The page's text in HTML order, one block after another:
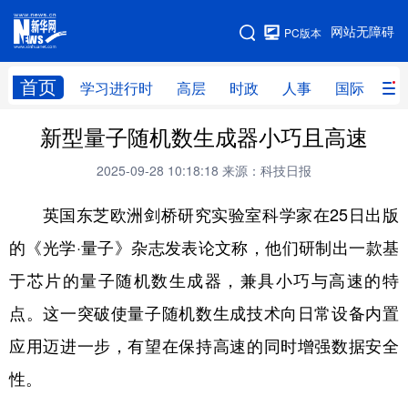
网站无障碍
PC版本
首页 学习进行时 高层 时政 人事 国际 财
网站地图
学习进行时 高层 时政 人事
财经 网评
台湾 思客智库 全球连线 教育
科技 科创 量子 体育
文化 书画 健康 军事
新型量子随机数生成器小巧且高速
2025-09-28 10:18:18 来源：科技日报
英国东芝欧洲剑桥研究实验室科学家在25日出版
的《光学·量子》杂志发表论文称，他们研制出一款基
于芯片的量子随机数生成器，兼具小巧与高速的特
点。这一突破使量子随机数生成技术向日常设备内置
应用迈进一步，有望在保持高速的同时增强数据安全
性。